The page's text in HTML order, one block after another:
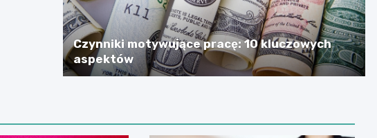
Czynniki motywujące pracę: 10 kluczowych
aspektów